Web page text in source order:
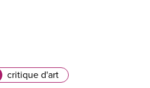
critique d'art